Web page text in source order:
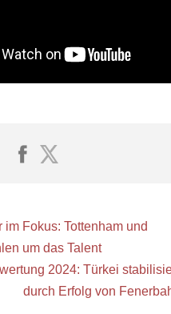
im Fokus: Tottenham und
um das Talent
2024: Türkei
durch Erfolg von